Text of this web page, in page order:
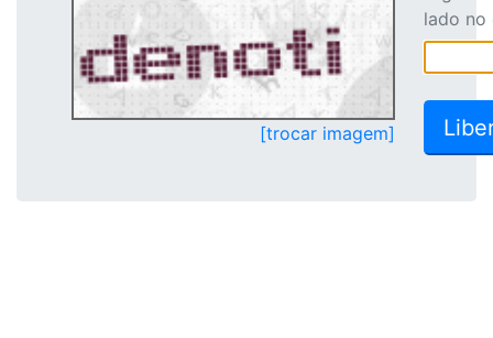
[trocar imagem]
lado no